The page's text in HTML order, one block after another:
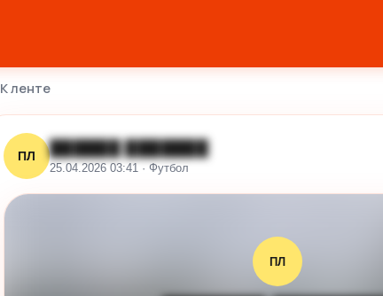
К ленте
ПЛ ██████ ███████
25.04.2026 03:41 · Футбол
ПЛ